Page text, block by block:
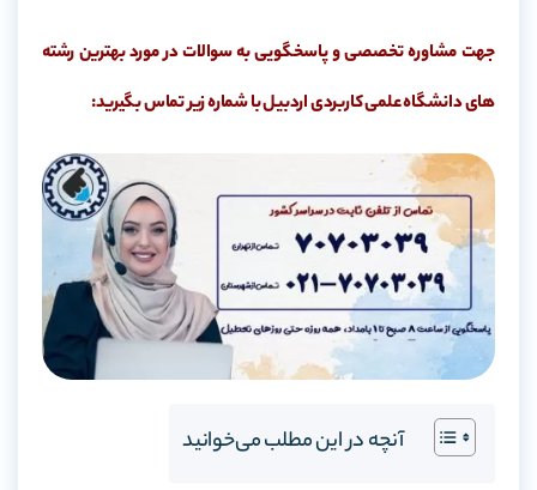
جهت مشاوره تخصصی و پاسخگویی به سوالات در مورد بهترین رشته
های دانشگاه علمی کاربردی اردبیل با شماره زیر تماس بگیرید:
آنچه در این مطلب می‌خوانید